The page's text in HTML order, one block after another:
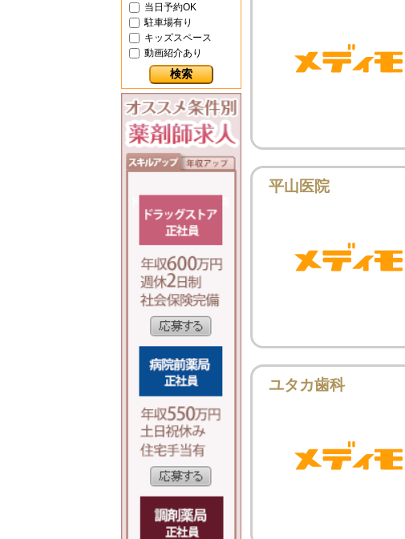
当日予約OK
駐車場有り
キッズスペース
動画紹介あり
平山医院
ユタカ歯科